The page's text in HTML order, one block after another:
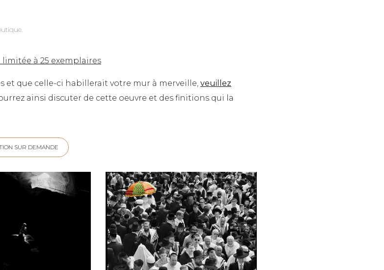
à 25 exemplaires
et que celle-ci habillerait votre mur à merveille, veuillez
ainsi discuter de cette oeuvre et des finitions qui la
SUR DEMANDE